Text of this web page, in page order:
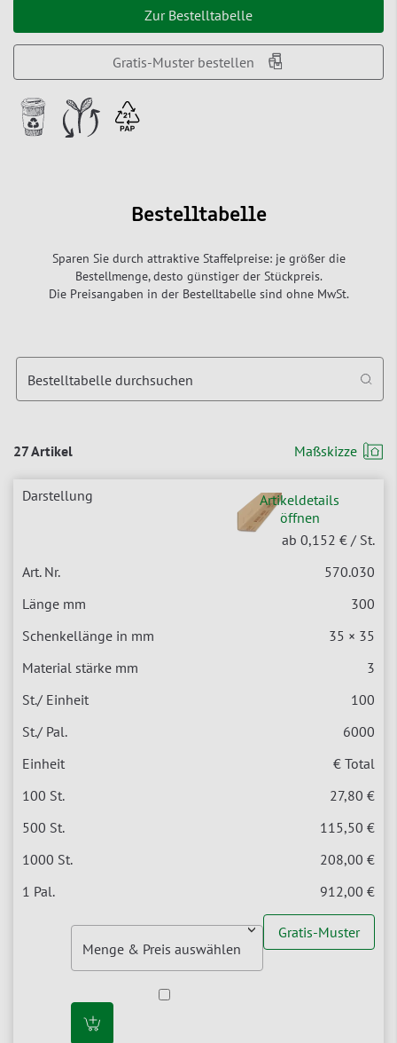
Zur Bestelltabelle
Gratis-Muster bestellen
Bestelltabelle
Sparen Sie durch attraktive Staffelpreise: je größer die
Bestellmenge, desto günstiger der Stückpreis.
Die Preisangaben in der Bestelltabelle sind ohne MwSt.
27 Artikel Maßskizze
Bestelltabelle durchsuchen
Artikeldetails
öffnen
ab 0,152 € / St.
570.030
300
35 × 35
3
100
6000
€ Total
27,80 €
115,50 €
208,00 €
912,00 €
Gratis-Muster